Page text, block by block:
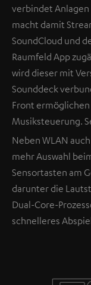
verbindet
macht damit
SoundCloud und
Raumfeld App
wird dieser mit
Sounddeck
Front
Musiksteuerung.
Neben WLAN
mehr Auswahl
Sensortasten am
darunter die
Dual-Core-
schnelleres